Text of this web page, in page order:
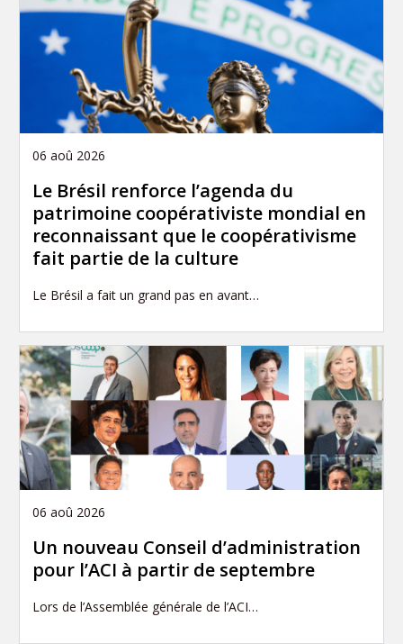
06 aoû 2026
Le Brésil renforce l’agenda du
patrimoine coopérativiste mondial en
reconnaissant que le coopérativisme
fait partie de la culture
Le Brésil a fait un grand pas en avant…
06 aoû 2026
Un nouveau Conseil d’administration
pour l’ACI à partir de septembre
Lors de l’Assemblée générale de l’ACI…